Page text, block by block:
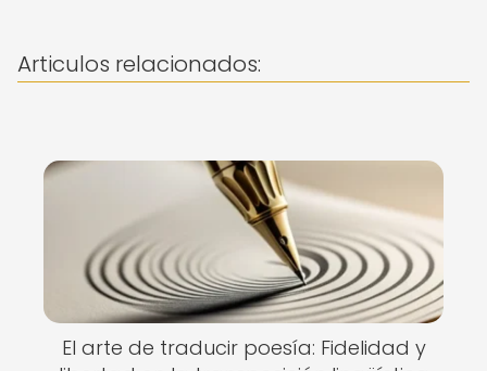
Articulos relacionados:
El arte de traducir poesía: Fidelidad y